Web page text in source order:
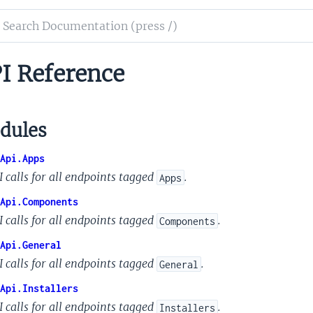
Reference
calls for all endpoints tagged Apps .
calls for all endpoints tagged Components .
calls for all endpoints tagged General .
calls for all endpoints tagged Installers .